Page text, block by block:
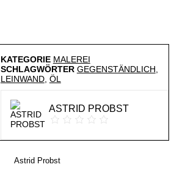
Astrid Probst
KATEGORIE MALEREI
SCHLAGWÖRTER GEGENSTÄNDLICH
LEINWAND, ÖL
ASTRID PROBST